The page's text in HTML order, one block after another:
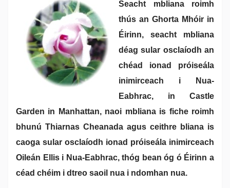
Seacht mbliana roimh
thús an Ghorta Mhóir in
Éirinn, seacht mbliana
déag sular osclaíodh an
chéad ionad próiseála
inimirceach i Nua-
Eabhrac, in Castle
Garden in Manhattan, naoi mbliana is fiche roimh
bhunú Thiarnas Cheanada agus ceithre bliana is
caoga sular osclaíodh ionad próiseála inimirceach
Oileán Ellis i Nua-Eabhrac, thóg bean óg ó Éirinn a
céad chéim i dtreo saoil nua i ndomhan nua.